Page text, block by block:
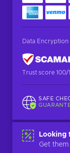
Data
Trust score 100/
SAFE
Looking
Get